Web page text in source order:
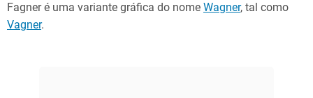
Fagner é uma variante gráfica do nome Wagner, tal como
Vagner.